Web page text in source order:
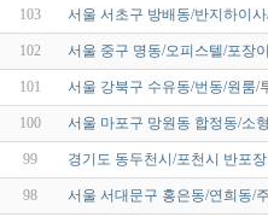
103 서울 서초구 방배동/반지하이
102 서울 중구 명동/오피스텔/포장
101 서울 강북구 수유동/번동/원룸/
100 서울 마포구 망원동 합정동/소
99 경기도 동두천시/포천시 반포
98 서울 서대문구 홍은동/연희동/